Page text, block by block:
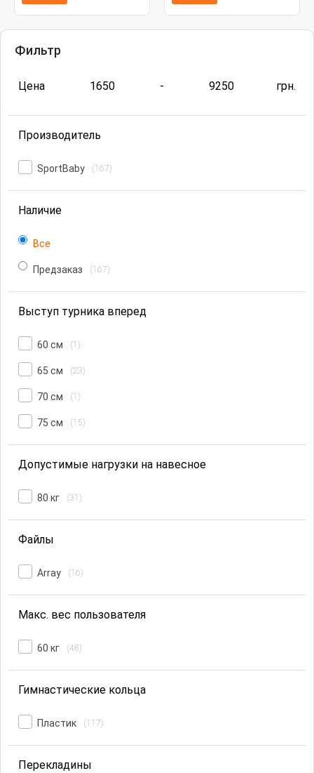
Фильтр
Цена 1650 - 9250 грн.
Производитель
SportBaby (167)
Наличие
Все
Предзаказ (167)
Выступ турника вперед
60 cм (1)
65 см (23)
70 см (1)
75 см (15)
Допустимые нагрузки на навесное
80 кг (31)
Файлы
Array (16)
Макс. вес пользователя
60 кг (48)
Гимнастические кольца
Пластик (117)
Перекладины